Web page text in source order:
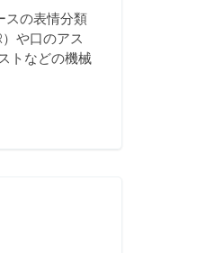
スの表情分類
や口のアス
トなどの機械